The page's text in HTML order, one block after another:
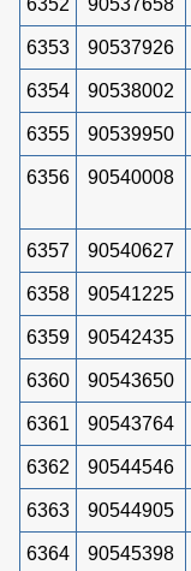
6353 90537926
6354 90538002
6355 90539950
6356 90540008
6357 90540627
6358 90541225
6359 90542435
6360 90543650
6361 90543764
6362 90544546
6363 90544905
6364 90545398